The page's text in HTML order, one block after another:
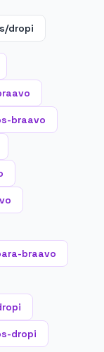
dropi
braavo
braavo
dropi